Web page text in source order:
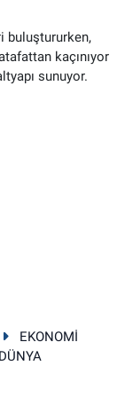
buluştururken,
kaçınıyor
sunuyor.
EKONOMİ
DÜNYA